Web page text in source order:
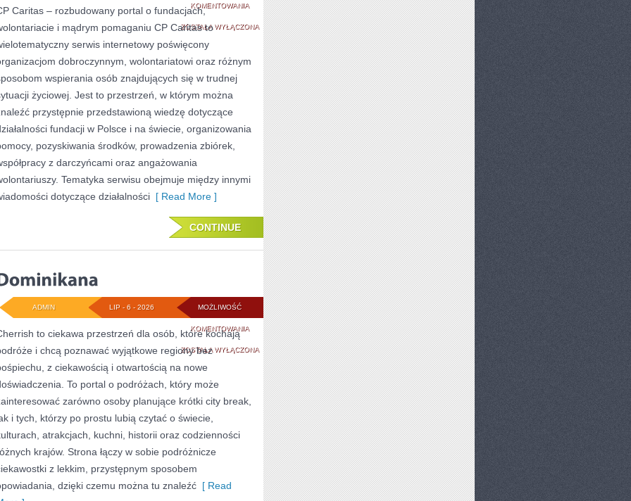
KOMENTOWANIAROZLICZENIA
I
RAPORTY
ZOSTAŁA WYŁĄCZONA
Caritas – rozbudowany portal o fundacjach,
i mądrym pomaganiu CP Caritas to
serwis internetowy poświęcony
dobroczynnym, wolontariatowi oraz różnym
wspierania osób znajdujących się w trudnej
życiowej. Jest to przestrzeń, w którym można
przystępnie przedstawioną wiedzę dotyczące
fundacji w Polsce i na świecie, organizowania
pozyskiwania środków, prowadzenia zbiórek,
z darczyńcami oraz angażowania
Tematyka serwisu obejmuje między innymi
dotyczące działalności [ Read More ]
CONTINUE
MOŻLIWOŚĆ
KOMENTOWANIADOMINIKANA
ZOSTAŁA WYŁĄCZONA
LIP - 6 - 2026
ADMIN
to ciekawa przestrzeń dla osób, które kochają
i chcą poznawać wyjątkowe regiony bez
z ciekawością i otwartością na nowe
To portal o podróżach, który może
zarówno osoby planujące krótki city break,
i tych, którzy po prostu lubią czytać o świecie,
atrakcjach, kuchni, historii oraz codzienności
krajów. Strona łączy w sobie podróżnicze
z lekkim, przystępnym sposobem
dzięki czemu można tu znaleźć [ Read